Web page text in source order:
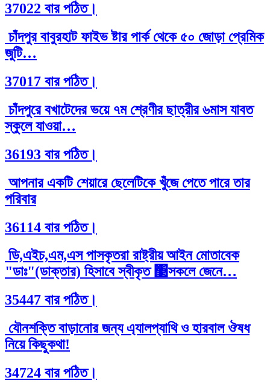
37022 বার পঠিত।
চাঁদপুর বাবুরহাট ফাইভ ষ্টার পার্ক থেকে ৫০ জোড়া প্রেমিক
জুটি…
37017 বার পঠিত।
চাঁদপুরে বখাটেদের ভয়ে ৭ম শ্রেণীর ছাত্রীর ৬মাস যাবত
স্কুলে যাওয়া…
36193 বার পঠিত।
আপনার একটি শেয়ারে ছেলেটিকে খুঁজে পেতে পারে তার
পরিবার
36114 বার পঠিত।
ডি,এইচ,এম,এস পাসকৃতরা রাষ্ট্রীয় আইন মোতাবেক
"ডাঃ"(ডাক্তার) হিসাবে স্বীকৃত ঳সকলে জেনে…
35447 বার পঠিত।
যৌনশক্তি বাড়ানোর জন্য এ্যালপ্যাথি ও হারবাল ঔষধ
নিয়ে কিছুকথা!
34724 বার পঠিত।